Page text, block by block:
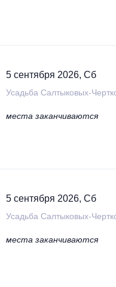
5 сентября 2026, Сб
Усадьба Салтыковых-
места заканчиваются
5 сентября 2026, Сб
Усадьба Салтыковых-
места заканчиваются